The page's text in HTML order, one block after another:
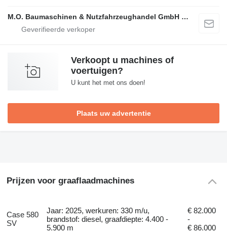
M.O. Baumaschinen & Nutzfahrzeughandel GmbH & CO.
Verkoopt u machines of
voertuigen?
U kunt het met ons doen!
Plaats uw advertentie
Prijzen voor graaflaadmachines
Case 580
SV
Jaar: 2025, werkuren: 330 m/u,
brandstof: diesel, graafdiepte: 4.400 -
5.900 m
€ 82.000
-
€ 86.000